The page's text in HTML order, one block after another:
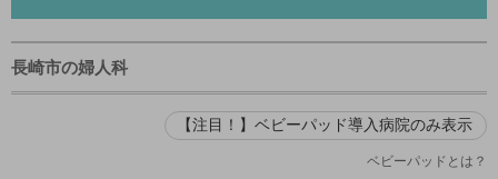
長崎市の婦人科
【注目！】ベビーパッド導入病院のみ表示
ベビーパッドとは？